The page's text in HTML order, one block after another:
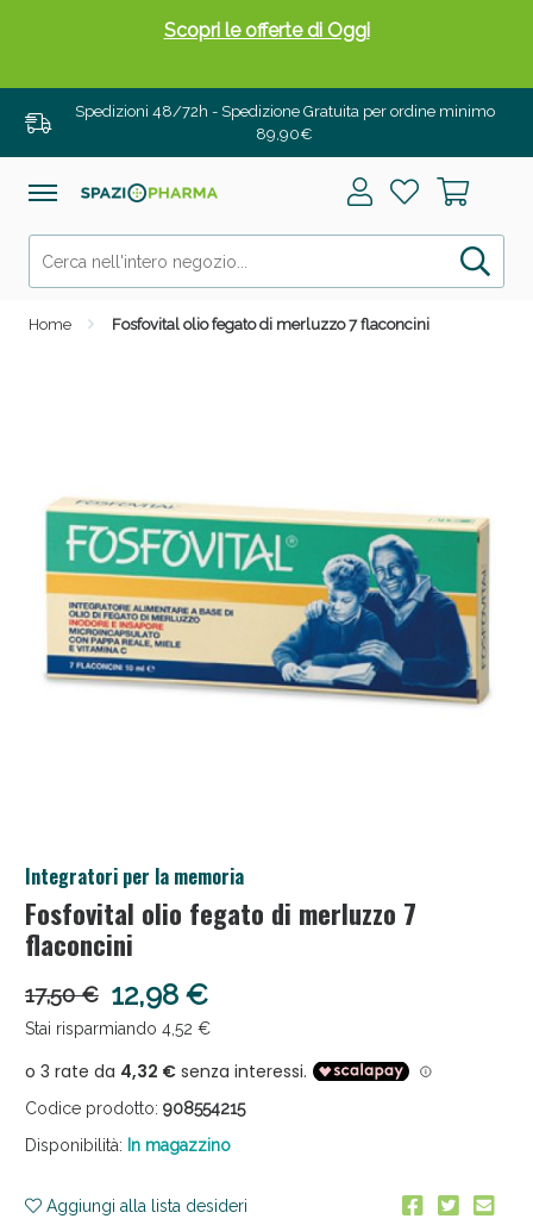
Spedizioni 48/72h - Spedizione Gratuita per ordine minimo
89,90€
Home Fosfovital olio fegato di merluzzo 7 flaconcini
Integratori per la memoria
Fosfovital olio fegato di merluzzo 7
flaconcini
17,50 € 12,98 €
Stai risparmiando 4,52 €
Codice prodotto: 908554215
Disponibilità: In magazzino
Aggiungi alla lista desideri
Scopri le offerte di Oggi
Salini e Multivitaminici: oggi Sconto extra fino al